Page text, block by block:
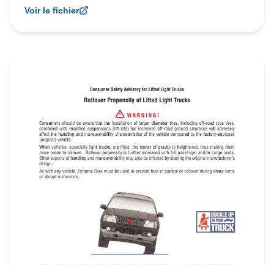
Voir le fichier